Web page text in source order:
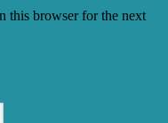
this browser for the next